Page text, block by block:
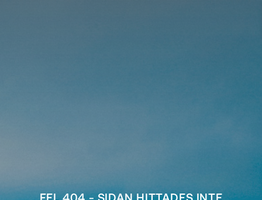
FEL 404 - SIDAN HITTADES INTE